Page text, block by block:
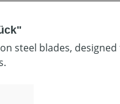
steel blades,